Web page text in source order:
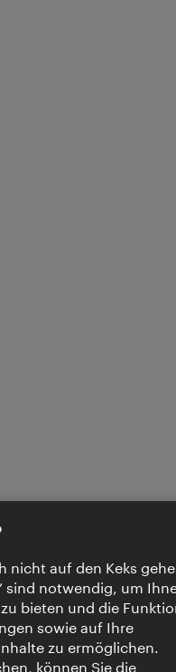
nicht auf den Keks
sind notwendig, um
bieten und die
sowie auf Ihre
zu ermöglichen.
können Sie die